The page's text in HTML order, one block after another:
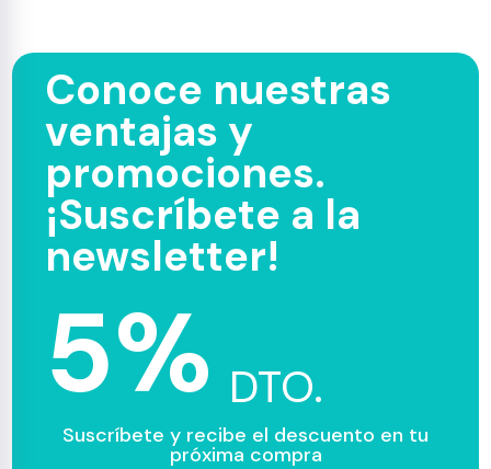
Conoce nuestras
ventajas y
promociones.
¡Suscríbete a la
newsletter!
5% DTO.
Suscríbete y recibe el descuento en tu
próxima compra